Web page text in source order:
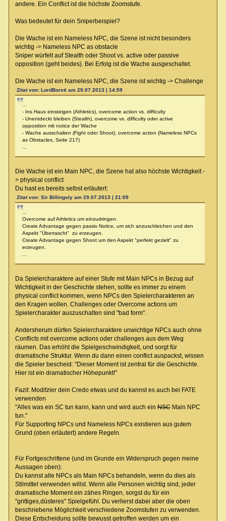
andere. Ein Conflict ist die höchste Zoomstufe.
Was bedeutet für dein Sniperbeispiel?
Die Wache ist ein Nameless NPC, die Szene ist nicht besonders
wichtig -> Nameless NPC as obstacle
Sniper würfelt auf Stealth oder Shoot vs. active oder passive
opposition (geht beides). Bei Erfolg ist die Wache ausgeschaltet.
Die Wache ist ein Nameless NPC, die Szene ist wichtig -> Challenge
Zitat von: LordBorsti am 29.07.2013 | 14:59
...
- Ins Haus einsteigen (Athletics), overcome action vs. difficulty
- Unentdeckt bleiben (Stealth), overcome vs. difficulty oder active
opposition mit notice der Wache
- Wache ausschalten (Fight oder Shoot), overcome action (Nameless NPCs
as Obstacles, Seite 217)
...
Die Wache ist ein Main NPC, die Szene hat also höchste Wichtigkeit -
> physical conflict
Du hast es bereits selbst erläutert:
Zitat von: Sir Billingsly am 29.07.2013 | 21:09
...
Overcome auf Athletics um einzudringen.
Create Advantage gegen passiv Notice, um sich anzuschleichen und den
Aspekt "Überrascht" zu erzeugen.
Create Advantage gegen Shoot um den Aspekt "perfekt gezielt" zu
erzeugen.
...
Da Spielercharaktere auf einer Stufe mit Main NPCs in Bezug auf
Wichtigkeit in der Geschichte stehen, sollte es immer zu einem
physical conflict kommen, wenn NPCs den Spielercharakteren an
den Kragen wollen. Challenges oder Overcome actions um
Spielercharakter auszuschalten sind "bad form".
Andersherum dürfen Spielercharaktere unwichtige NPCs auch ohne
Conflicts mit overcome actions oder challenges aus dem Weg
räumen. Das erhöht die Spielgeschwindigkeit, und sorgt für
dramatische Struktur. Wenn du dann einen conflict auspackst, wissen
die Spieler bescheid: "Dieser Moment ist zentral für die Geschichte.
Hier ist ein dramatischer Höhepunkt!"
Fazit: Modifzier dein Credo etwas und du kannst es auch bei FATE
verwenden
"Alles was ein SC tun kann, kann und wird auch einNSCMain NPC
tun."
Für Supporting NPCs und Nameless NPCs existieren aus gutem
Grund (oben erläutert) andere Regeln.
Für Fortgeschrittene (und im Grunde ein Widerspruch gegen meine
Aussagen oben):
Du kannst alle NPCs als Main NPCs behandeln, wenn du dies als
Stilmittel verwenden willst. Wenn alle Personen wichtig sind, jeder
dramatische Moment ein zähes Ringen, sorgst du für ein
"grittiges,düsteres" Spielgefühl. Du verlierst dabei aber die oben
beschriebene Möglichkeit verschiedene Zoomstufen zu verwenden.
Diese Entscheidung sollte bewusst getroffen werden um ein